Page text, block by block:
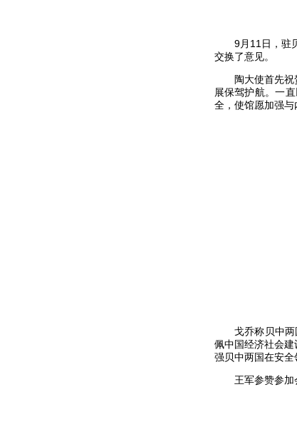
9月 11 日，驻
交换了意见。
陶大使首先
展保驾护航。一
全，使馆愿加强与
戈乔称贝中
佩中国经济社会
强贝中两国在安全
王军参赞参加